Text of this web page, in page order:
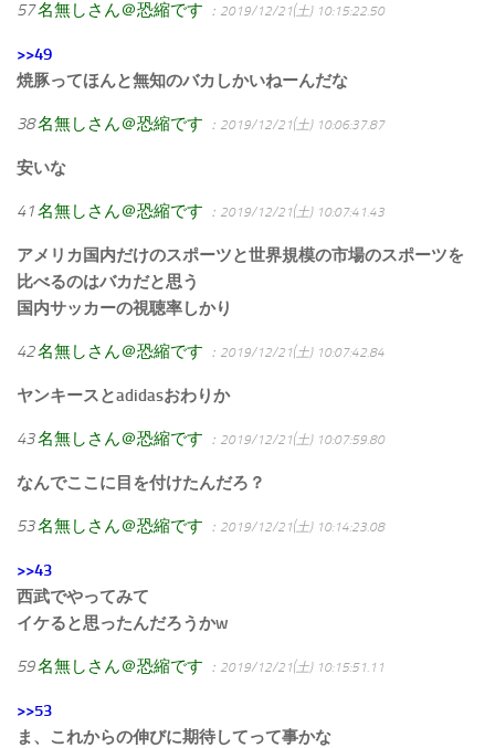
57名無しさん＠恐縮です ：2019/12/21(土) 10:15:22.50
>>49
焼豚ってほんと無知のバカしかいねーんだな
38名無しさん＠恐縮です ：2019/12/21(土) 10:06:37.87
安いな
41名無しさん＠恐縮です ：2019/12/21(土) 10:07:41.43
アメリカ国内だけのスポーツと世界規模の市場のスポーツを
比べるのはバカだと思う
国内サッカーの視聴率しかり
42名無しさん＠恐縮です ：2019/12/21(土) 10:07:42.84
ヤンキースとadidasおわりか
43名無しさん＠恐縮です ：2019/12/21(土) 10:07:59.80
なんでここに目を付けたんだろ？
53名無しさん＠恐縮です ：2019/12/21(土) 10:14:23.08
>>43
西武でやってみて
イケると思ったんだろうかw
59名無しさん＠恐縮です ：2019/12/21(土) 10:15:51.11
>>53
ま、これからの伸びに期待してって事かな